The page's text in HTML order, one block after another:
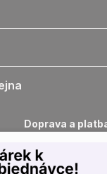
Doprava a